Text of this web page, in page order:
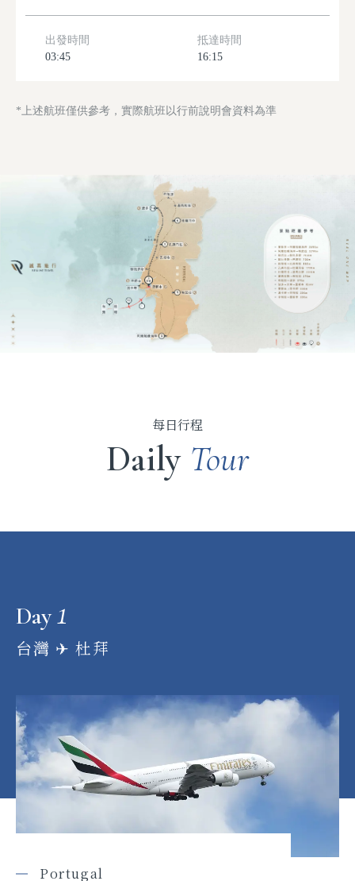
出發時間
03:45
抵達時間
16:15
*上述航班僅供參考，實際航班以行前說明會資料為準
每日行程
Daily Tour
Day1
台灣 ✈︎ 杜拜
Portugal